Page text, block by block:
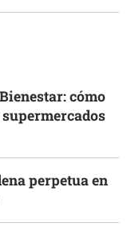
cómo
perpetua en